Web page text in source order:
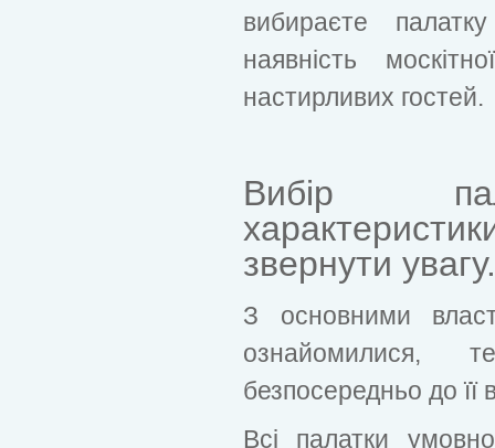
вибираєте
наявність
настирливих гостей.
Вибір
звернути увагу.
З основними
ознайомилися,
безпосередньо до її
Всі палатки